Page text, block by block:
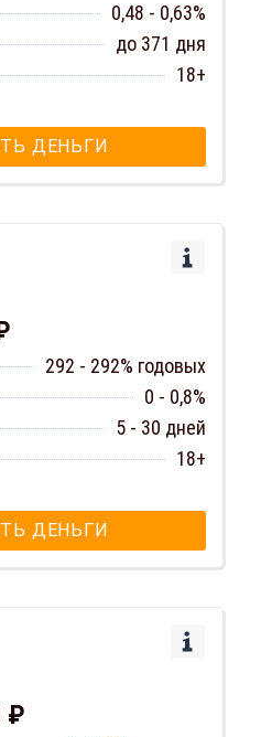
0,48 - 0,63%
до 371 дня
18+
ДЕНЬГИ
292 - 292% годовых
0 - 0,8%
5 - 30 дней
18+
ДЕНЬГИ
₽